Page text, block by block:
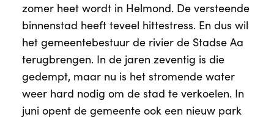
zomer heet wordt in Helmond. De versteende
binnenstad heeft teveel hittestress. En dus wil
het gemeentebestuur de rivier de Stadse Aa
terugbrengen. In de jaren zeventig is die
gedempt, maar nu is het stromende water
weer hard nodig om de stad te verkoelen. In
juni opent de gemeente ook een nieuw park